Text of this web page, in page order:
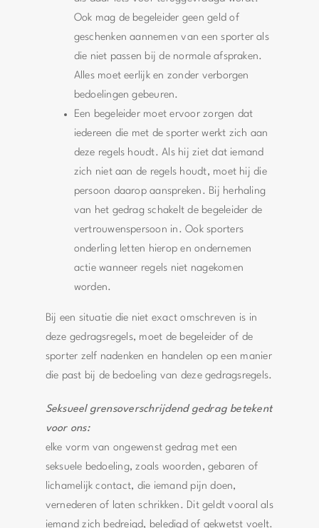
Ook mag de begeleider geen geld of
geschenken aannemen van een sporter als
die niet passen bij de normale afspraken.
Alles moet eerlijk en zonder verborgen
bedoelingen gebeuren.
Een begeleider moet ervoor zorgen dat
iedereen die met de sporter werkt zich aan
deze regels houdt. Als hij ziet dat iemand
zich niet aan de regels houdt, moet hij die
persoon daarop aanspreken. Bij herhaling
van het gedrag schakelt de begeleider de
vertrouwenspersoon in. Ook sporters
onderling letten hierop en ondernemen
actie wanneer regels niet nagekomen
worden.
Bij een situatie die niet exact omschreven is in
deze gedragsregels, moet de begeleider of de
sporter zelf nadenken en handelen op een manier
die past bij de bedoeling van deze gedragsregels.
Seksueel grensoverschrijdend gedrag betekent
voor ons:
elke vorm van ongewenst gedrag met een
seksuele bedoeling, zoals woorden, gebaren of
lichamelijk contact, die iemand pijn doen,
vernederen of laten schrikken. Dit geldt vooral als
iemand zich bedreigd, beledigd of gekwetst voelt.